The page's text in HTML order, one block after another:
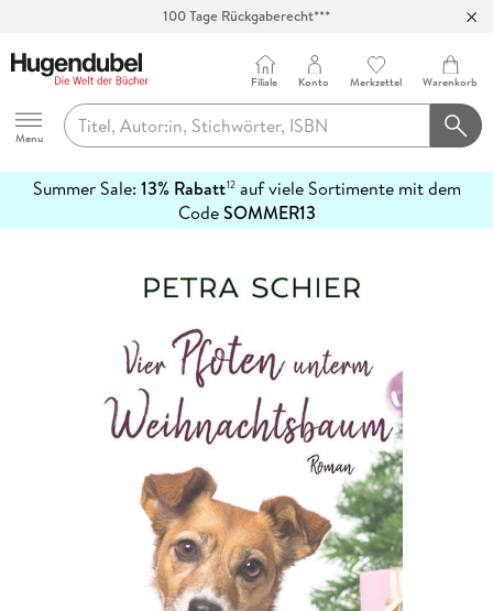
Hugendubel
Menu
Filiale Konto Merkzettel Warenkorb
Summer Sale: 13% Rabatt12auf viele Sortimente mit dem
CodeSOMMER13
erfahren